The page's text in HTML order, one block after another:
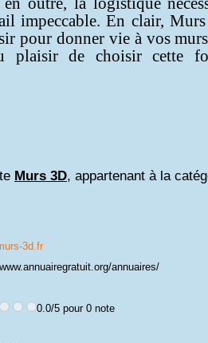
impeccable. En clair,
pour donner vie à vos
plaisir de choisir cette
Murs 3D, appartenant à la
3d.fr
annuaires/
0.0/5 pour 0 note